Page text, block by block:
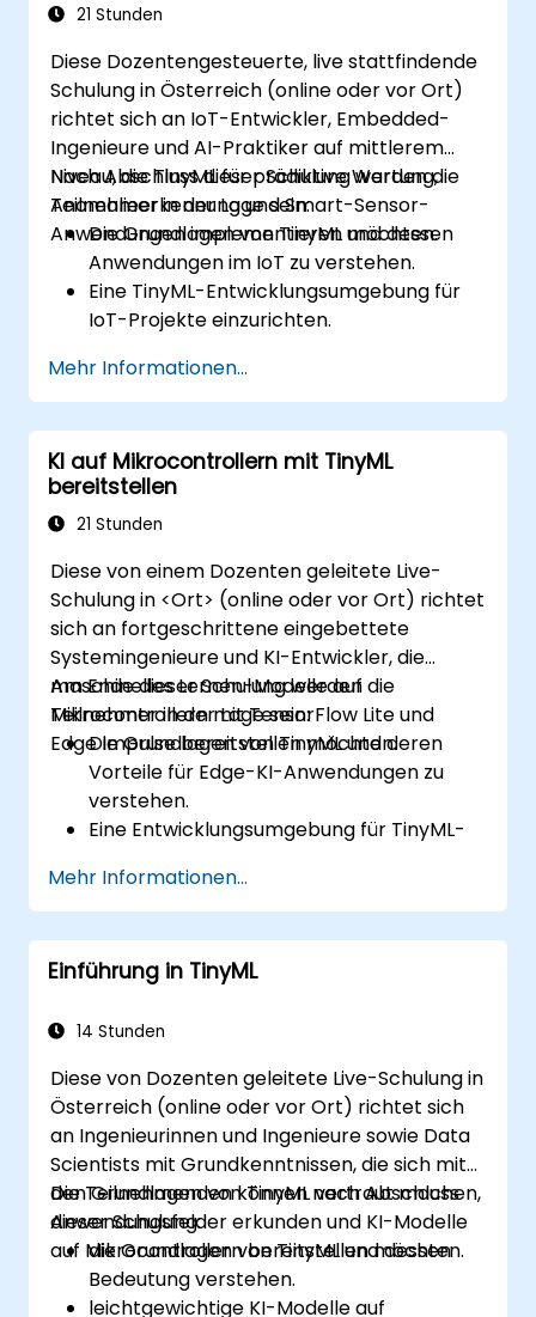
21 Stunden
Diese Dozentengesteuerte, live stattfindende
Schulung in Österreich (online oder vor Ort)
richtet sich an IoT-Entwickler, Embedded-
Ingenieure und AI-Praktiker auf mittlerem
Niveau, die TinyML für prädiktive Wartung,
Anomalieerkennung und Smart-Sensor-
Anwendungen implementieren möchten.
Nach Abschluss dieser Schulung werden die
Teilnehmer in der Lage sein:
Die Grundlagen von TinyML und dessen
Anwendungen im IoT zu verstehen.
Eine TinyML-Entwicklungsumgebung für
IoT-Projekte einzurichten.
Mikrocontrollern zu entwickeln und
bereitzustellen.
Prädiktive Wartung und
Anomalieerkennung mit TinyML zu
implementieren.
TinyML-Modelle für eine effiziente Strom-
Mehr Informationen...
KI auf Mikrocontrollern mit TinyML
bereitstellen
21 Stunden
Diese von einem Dozenten geleitete Live-
Schulung in <Ort> (online oder vor Ort) richtet
sich an fortgeschrittene eingebettete
Systemingenieure und KI-Entwickler, die
maschinelles Lernen-Modelle auf
Mikrocontrollern mit TensorFlow Lite und
Edge Impulse bereitstellen möchten.
Am Ende dieser Schulung werden die
Teilnehmer in der Lage sein:
Die Grundlagen von TinyML und deren
Vorteile für Edge-KI-Anwendungen zu
verstehen.
Eine Entwicklungsumgebung für TinyML-
KI-Modelle auf stromsparenden
Mikrocontrollern zu trainieren, zu
optimieren und bereitzustellen.
TensorFlow Lite und Edge Impulse zur
Anwendungen zu nutzen.
Speichereinschränkungen zu optimieren.
Mehr Informationen...
Einführung in TinyML
14 Stunden
Diese von Dozenten geleitete Live-Schulung in
Österreich (online oder vor Ort) richtet sich
an Ingenieurinnen und Ingenieure sowie Data
Scientists mit Grundkenntnissen, die sich mit
den Grundlagen von TinyML vertraut machen,
Anwendungsfelder erkunden und KI-Modelle
auf Mikrocontrollern bereitstellen möchten.
Die Teilnehmenden können nach Abschluss
dieser Schulung:
die Grundlagen von TinyML und dessen
Bedeutung verstehen.
leichtgewichtige KI-Modelle auf